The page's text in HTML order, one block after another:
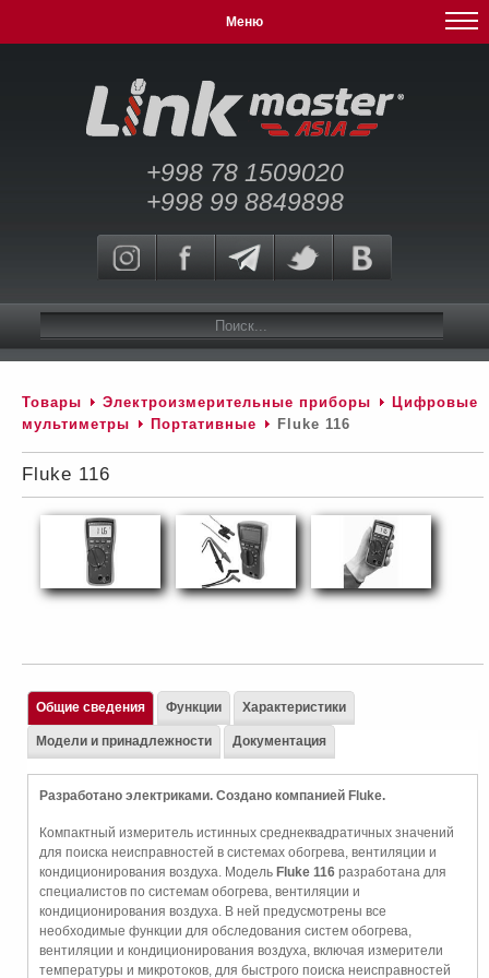
Меню
+998 78 1509020
+998 99 8849898
Товары Электроизмерительные приборы
Цифровые
мультиметры
Портативные Fluke 116
Fluke 116
Общие сведения
Разработано электриками. Создано компанией Fluke.
Компактный измеритель истинных среднеквадратичных значений
для поиска неисправностей в системах обогрева, вентиляции и
кондиционирования воздуха. Модель Fluke 116 разработана для
специалистов по системам обогрева, вентиляции и
кондиционирования воздуха. В ней предусмотрены все
необходимые функции для обследования систем обогрева,
вентиляции и кондиционирования воздуха, включая измерители
температуры и микротоков, для быстрого поиска неисправностей
Функции Характеристики
Модели и принадлежности Документация